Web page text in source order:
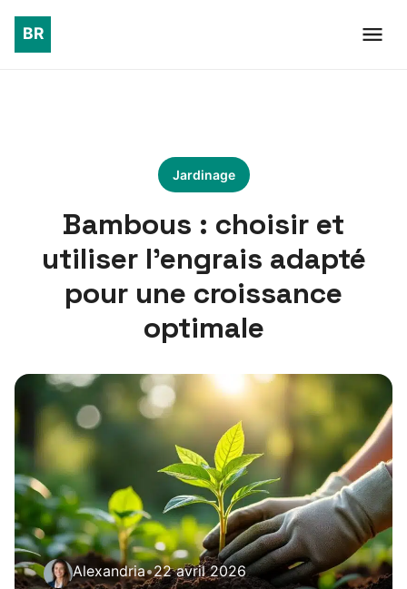
Jardinage
Bambous : choisir et
utiliser l’engrais adapté
pour une croissance
optimale
Alexandria•22 avril 2026